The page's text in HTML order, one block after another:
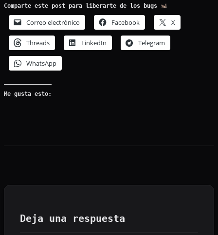
Comparte este post para liberarte de los bugs
Correo electrónico Facebook X
Threads LinkedIn Telegram
WhatsApp
Me gusta esto:
Deja una respuesta